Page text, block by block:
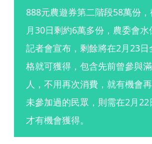
888元農遊券第二階段58萬份
月30日剩約6萬多份，農委會
記者會宣布，剩餘將在2月23
格就可獲得，包含先前曾參與
人，不用再次消費，就有機會
未參加過的民眾，則需在2月22
才有機會獲得。